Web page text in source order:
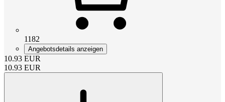
1182
Angebotsdetails anzeigen
10.93 EUR
10.93 EUR